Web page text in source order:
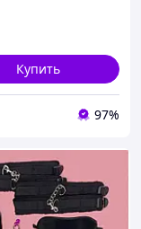
Купить
97%